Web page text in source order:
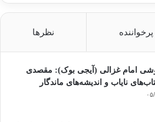
پرخواننده نظرها
امام غزالی (آیجی بوک): مقصدی
نایاب و اندیشه‌های ماندگار